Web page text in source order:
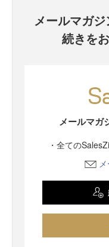
メールマガ
続きを
メールマガ
・全ての